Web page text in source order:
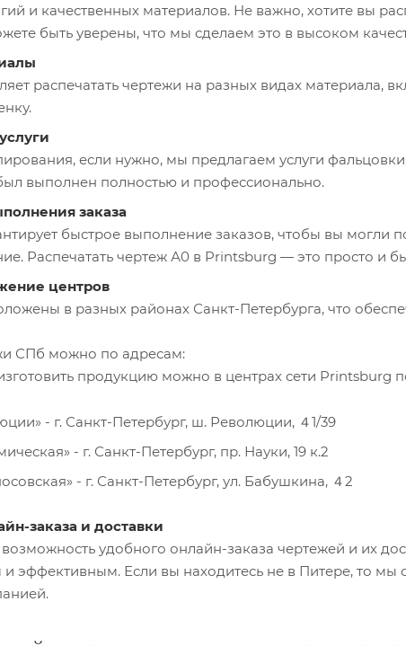
и качественных материалов. Не важно, хотите вы
быть уверены, что мы сделаем это в высоком
распечатать чертежи на разных видах материала,
если нужно, мы предлагаем услуги
выполнен полностью и профессионально.
заказа
быстрое выполнение заказов, чтобы вы могли
Распечатать чертеж А0 в Printsburg — это просто и
центров
в разных районах Санкт-Петербурга, что
СПб можно по адресам:
продукцию можно в центрах сети Printsburg
- г. Санкт-Петербург, ш. Революции, ４1/39
- г. Санкт-Петербург, пр. Науки, 19 к.2
- г. Санкт-Петербург, ул. Бабушкина, ４2
заказа и доставки
удобного онлайн-заказа чертежей и их
эффективным. Если вы находитесь не в Питере, то мы